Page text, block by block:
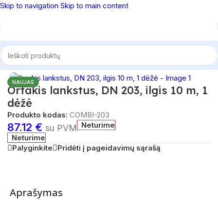
Skip to navigation Skip to main content
Pradžia/Vėdinimas/Ortakiai
NAUJAS
Spustelėkite, norėdami padidinti
Ortakis lankstus, DN 203, ilgis 10 m, 1
dėžė
Produkto kodas: COMBI-203
87.12 € su PVM
Neturime
Neturime
Palyginkite
Pridėti į pageidavimų sąrašą
Aprašymas